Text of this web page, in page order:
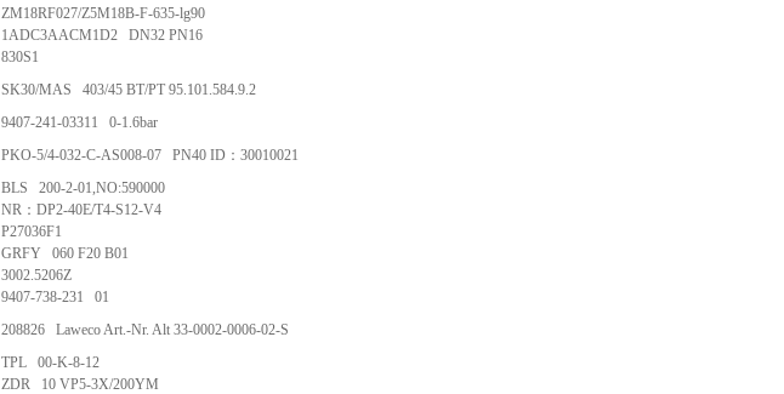
ZM18RF027/Z5M18B-F-635-lg90
1ADC3AACM1D2 DN32 PN16
830S1
SK30/MAS 403/45 BT/PT 95.101.584.9.2
9407-241-03311 0-1.6bar
PKO-5/4-032-C-AS008-07 PN40 ID：30010021
BLS 200-2-01,NO:590000
NR：DP2-40E/T4-S12-V4
P27036F1
GRFY 060 F20 B01
3002.5206Z
9407-738-231 01
208826 Laweco Art.-Nr. Alt 33-0002-0006-02-S
TPL 00-K-8-12
ZDR 10 VP5-3X/200YM